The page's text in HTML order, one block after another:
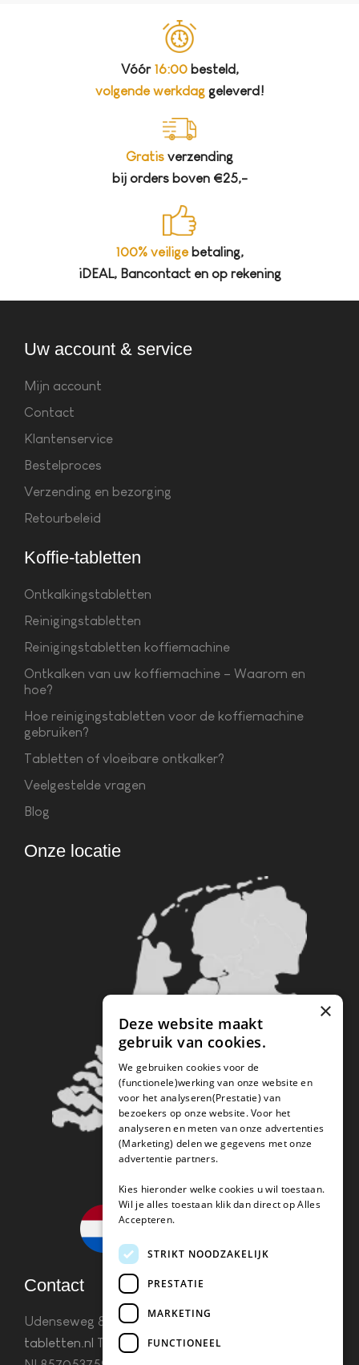
Vóór 16:00besteld,
volgende werkdaggeleverd!
Gratis verzending
bij orders boven €25,-
100% veiligebetaling,
iDEAL, Bancontact en op rekening
Uw account & service
Mijn account
Contact
Klantenservice
Bestelproces
Verzending en bezorging
Retourbeleid
Koffie-tabletten
Ontkalkingstabletten
Reinigingstabletten
Reinigingstabletten koffiemachine
Ontkalken van uw koffiemachine – Waarom en
hoe?
Hoe reinigingstabletten voor de koffiemachine
gebruiken?
Tabletten of vloeibare ontkalker?
Veelgestelde vragen
Blog
Onze locatie
Contact
Udenseweg 8B 5405 PA Udeninfo(@)koffie-
tabletten.nl Tel. 085 782 5578KvK 67529623 Btw:
×
Deze website maakt
gebruik van cookies.
We gebruiken cookies voor de
(functionele)werking van onze website en
voor het analyseren(Prestatie) van
bezoekers op onze website. Voor het
analyseren en meten van onze advertenties
(Marketing) delen we gegevens met onze
advertentie partners.
Kies hieronder welke cookies u wil toestaan.
Wil je alles toestaan klik dan direct op Alles
Accepteren.
STRIKT NOODZAKELIJK
PRESTATIE
MARKETING
FUNCTIONEEL